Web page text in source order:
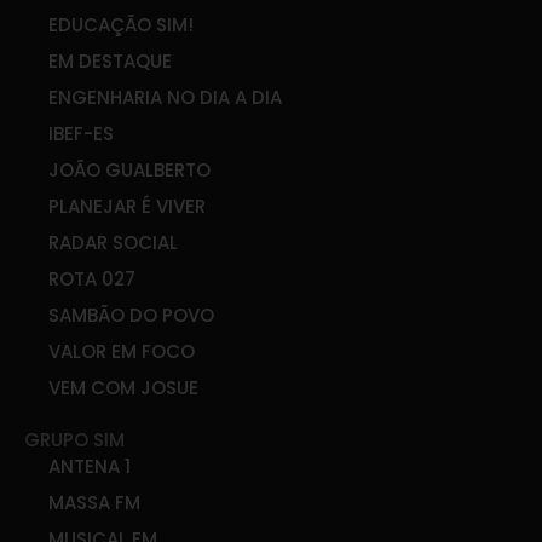
EDUCAÇÃO SIM!
EM DESTAQUE
ENGENHARIA NO DIA A DIA
IBEF-ES
JOÃO GUALBERTO
PLANEJAR É VIVER
RADAR SOCIAL
ROTA 027
SAMBÃO DO POVO
VALOR EM FOCO
VEM COM JOSUE
GRUPO SIM
ANTENA 1
MASSA FM